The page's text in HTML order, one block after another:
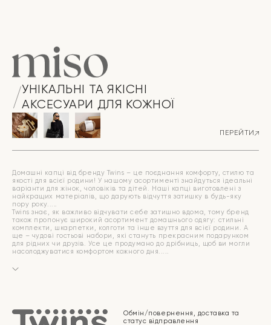
УНІКАЛЬНІ ТА ЯКІСНІ
АКСЕСУАРИ ДЛЯ КОЖНОЇ
ПЕРЕЙТИ
Домашні капці від бренду Twins – це поєднання комфорту, стилю та
якості для всієї родини! У нашому асортименті знайдуться ідеальні
варіанти для жінок, чоловіків та дітей. Наші капці виготовлені з
найкращих матеріалів, що дарують відчуття затишку в будь-яку
пору року.
Twins знає, як важливо відчувати себе затишно вдома, тому бренд
також пропонує широкий асортимент домашнього одягу: стильні
комплекти, шкарпетки, колготи та інше взуття для всієї родини. А
ще – чудові гостьові набори, які стануть прекрасним подарунком
для рідних чи друзів. Усе це продумано до дрібниць, щоб ви могли
насолоджуватися комфортом кожного дня.
Обмін/повернення, доставка та
статус відправлення